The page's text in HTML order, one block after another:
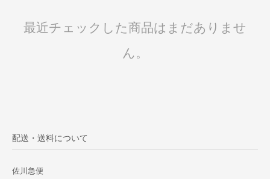
最近チェックした商品はまだありませ
ん。
配送・送料について
佐川急便